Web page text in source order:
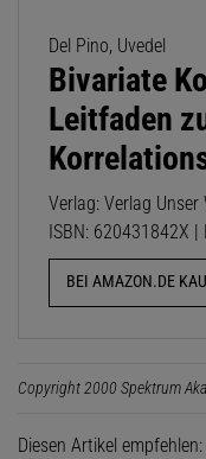
Del Pino, Uvedel
Bivariate
Leitfaden
Verlag: Verlag Unser
ISBN: 620431842X |
BEI AMAZON.DE
Copyright 2000 Spektrum
Diesen Artikel empfehlen: